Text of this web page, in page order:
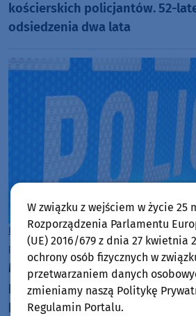
kościerskich policjantów. 52-
odsiedzenia dwa lata
Powiat Kościerski
poniedziałek, 27 lipca 2026, 13:13
Mieszkanka powiatu
pijana prowadziła samochód.
prawo jazdy
W związku z wejściem w życie 25
Rozporządzenia Parlamentu
(UE) 2016/679 z dnia 27 kwietnia
ochrony osób fizycznych w
przetwarzaniem danych
zmieniamy naszą Politykę
Regulamin Portalu.